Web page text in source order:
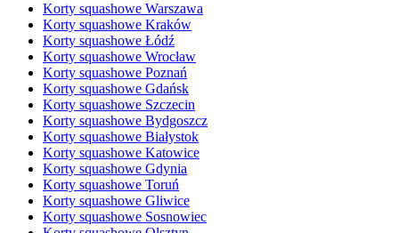
Korty squashowe Warszawa
Korty squashowe Kraków
Korty squashowe Łódź
Korty squashowe Wrocław
Korty squashowe Poznań
Korty squashowe Gdańsk
Korty squashowe Szczecin
Korty squashowe Bydgoszcz
Korty squashowe Białystok
Korty squashowe Katowice
Korty squashowe Gdynia
Korty squashowe Toruń
Korty squashowe Gliwice
Korty squashowe Sosnowiec